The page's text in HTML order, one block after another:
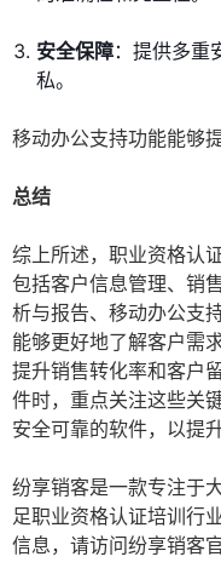
安全保障：提供多重
私。
移动办公支持功能能够
总结
综上所述，职业资格认
包括客户信息管理、销
析与报告、移动办公支
能够更好地了解客户需
提升销售转化率和客户
件时，重点关注这些关
安全可靠的软件，以提
纷享销客是一款专注于
足职业资格认证培训行
信息，请访问纷享销客官